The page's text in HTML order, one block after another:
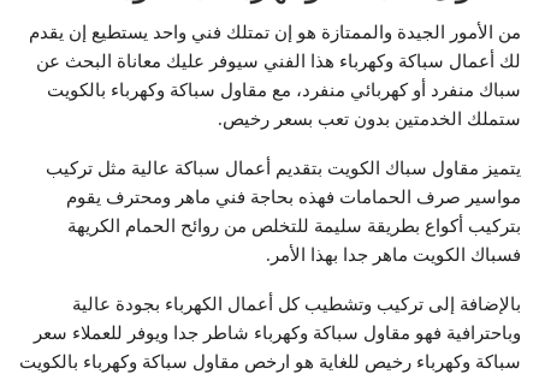
من الأمور الجيدة والممتازة هو إن تمتلك فني واحد يستطيع إن يقدم
لك أعمال سباكة وكهرباء هذا الفني سيوفر عليك معاناة البحث عن
سباك منفرد أو كهربائي منفرد، مع مقاول سباكة وكهرباء بالكويت
ستملك الخدمتين بدون تعب بسعر رخيص.
يتميز مقاول سباك الكويت بتقديم أعمال سباكة عالية مثل تركيب
مواسير صرف الحمامات فهذه بحاجة فني ماهر ومحترف يقوم
بتركيب أكواع بطريقة سليمة للتخلص من روائح الحمام الكريهة
فسباك الكويت ماهر جدا بهذا الأمر.
بالإضافة إلى تركيب وتشطيب كل أعمال الكهرباء بجودة عالية
وباحترافية فهو مقاول سباكة وكهرباء شاطر جدا ويوفر للعملاء سعر
سباكة وكهرباء رخيص للغاية هو ارخص مقاول سباكة وكهرباء بالكويت